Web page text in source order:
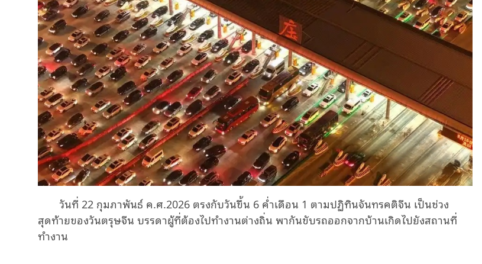
วันที่ 22 กุมภาพันธ์ ค.ศ.2026 ตรงกับวันขึ้น 6 ค่ำเดือน 1 ตามปฏิทินจันทรคติจีน เป็นช่วง
สุดท้ายของวันตรุษจีน บรรดาผู้ที่ต้องไปทำงานต่างถิ่น พากันขับรถออกจากบ้านเกิดไปยังสถานที่
ทำงาน